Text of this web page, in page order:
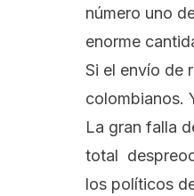
número uno
enorme
Si el envío de
colombianos.
La gran falla
total
los políticos